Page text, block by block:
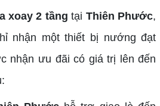
xoay 2 tầng tại Thiên Phước,
nhận một thiết bị nướng đạt
nhận ưu đãi có giá trị lên đến